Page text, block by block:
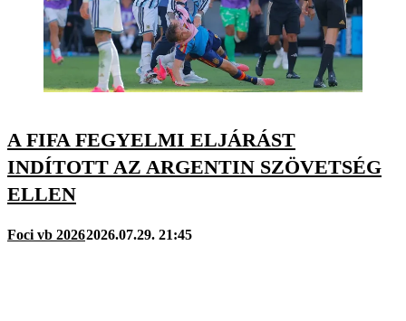
A FIFA FEGYELMI ELJÁRÁST
INDÍTOTT AZ ARGENTIN SZÖVETSÉG
ELLEN
Foci vb 20262026.07.29. 21:45